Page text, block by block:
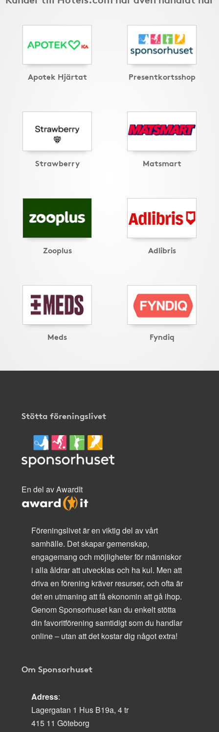
Apotek Hjärtat Presentkortsshop
Strawberry Matsmart
Zooplus Adlibris
Meds Fyndiq
Stötta föreningslivet
En del av AwardIt
Föreningslivet är en viktig del av vårt
samhälle. Det skapar gemenskap,
engagemang och möjligheter för människor
i alla åldrar att utvecklas och ha kul. Men att
driva en förening kräver resurser, och ofta är
det en utmaning att få ekonomin att gå ihop.
Genom Sponsorhuset kan du enkelt stötta
din favoritförening samtidigt som du handlar
online – utan att det kostar dig något extra!
Om Sponsorhuset
Adress:
Lagergatan 1 Hus B19a, 4 tr
415 11 Göteborg